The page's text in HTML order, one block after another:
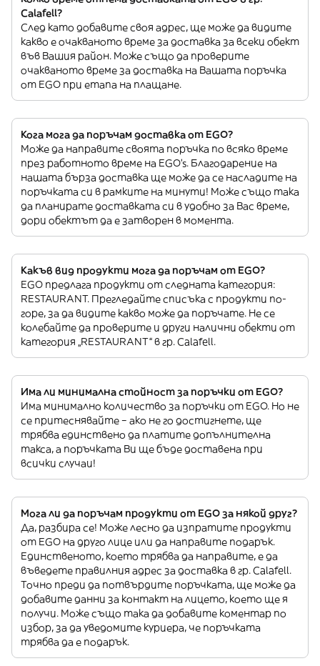
Calafell?
След като добавите своя адрес, ще може да видите
какво е очакваното време за доставка за всеки обект
във Вашия район. Може също да проверите
очакваното време за доставка на Вашата поръчка
от EGO при етапа на плащане.
Кога мога да поръчам доставка от EGO?
Може да направите своята поръчка по всяко време
през работното време на EGO’s. Благодарение на
нашата бърза доставка ще може да се насладите на
поръчката си в рамките на минути! Може също така
да планирате доставката си в удобно за Вас време,
дори обектът да е затворен в момента.
Какъв вид продукти мога да поръчам от EGO?
EGO предлага продукти от следната категория:
RESTAURANT. Прегледайте списъка с продукти по-
горе, за да видите какво може да поръчате. Не се
колебайте да проверите и други налични обекти от
категория „RESTAURANT“ в гр. Calafell.
Има ли минимална стойност за поръчки от EGO?
Има минимално количество за поръчки от EGO. Но не
се притеснявайте – ако не го достигнете, ще
трябва единствено да платите допълнителна
такса, а поръчката Ви ще бъде доставена при
всички случаи!
Мога ли да поръчам продукти от EGO за някой друг?
Да, разбира се! Може лесно да изпратите продукти
от EGO на друго лице или да направите подарък.
Единственото, което трябва да направите, е да
въведете правилния адрес за доставка в гр. Calafell.
Точно преди да потвърдите поръчката, ще може да
добавите данни за контакт на лицето, което ще я
получи. Може също така да добавите коментар по
избор, за да уведомите куриера, че поръчката
трябва да е подарък.